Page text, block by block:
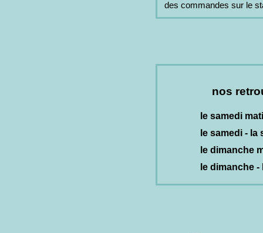
des commandes sur le
nos
le samedi
le samedi - la
le dimanche
le dimanche -